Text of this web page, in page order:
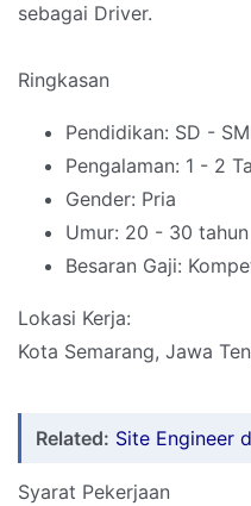
sebagai Driver.
Ringkasan
Pendidikan: SD -
Pengalaman: 1 - 2
Gender: Pria
Umur: 20 - 30 tahun
Besaran Gaji:
Lokasi Kerja:
Kota Semarang, Jawa
Related: Site Engineer
Syarat Pekerjaan